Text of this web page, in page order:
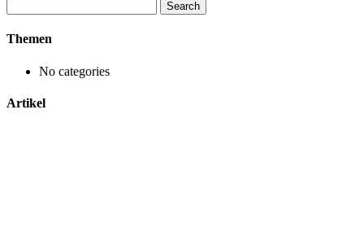
for:
Themen
No categories
Artikel